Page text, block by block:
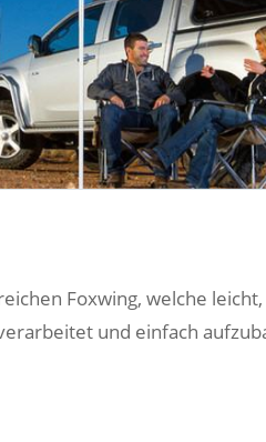
Foxwing, welche
und einfach